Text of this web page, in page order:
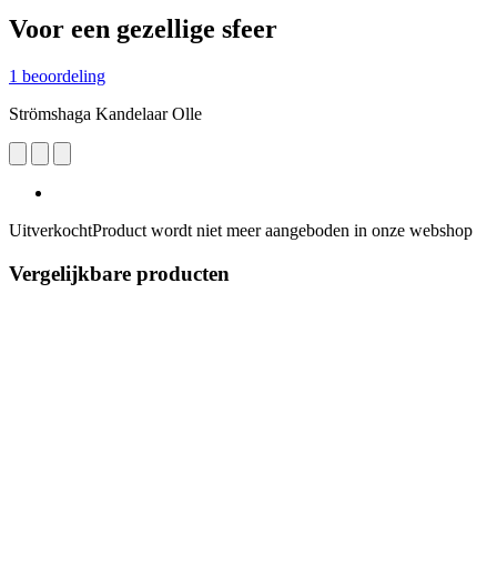
Voor een gezellige sfeer
1 beoordeling
Strömshaga Kandelaar Olle
UitverkochtProduct wordt niet meer aangeboden in onze webshop
Vergelijkbare producten